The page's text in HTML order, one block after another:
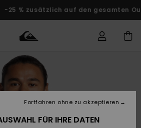
% zusätzlich auf den gesamten
Kleidung
Accessoires
Kleidung
Accessoires
Shop
Brandneu
Surf Shop
Männer
Kinder
Snow Shop
Männer
Snow Shop
Kinder
Outlet
Herren
KINDER
Auf meine
zugreifen
FÜR IHRE DATEN
Fortfahren ohne zu akzeptieren